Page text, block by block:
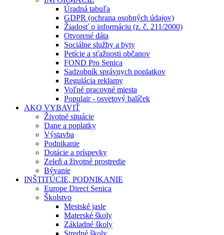
Úradná tabuľa
GDPR (ochrana osobných údajov)
Žiadosť o informáciu (z. č. 211/2000)
Otvorené dáta
Sociálne služby a byty
Petície a sťažnosti občanov
FOND Pro Senica
Sadzobník správnych poplatkov
Regulácia reklamy
Voľné pracovné miesta
Populair - osvetový balíček
AKO VYBAVIŤ
Životné situácie
Dane a poplatky
Výstavba
Podnikanie
Dotácie a príspevky
Zeleň a životné prostredie
Bývanie
INŠTITÚCIE, PODNIKANIE
Europe Direct Senica
Školstvo
Mestské jasle
Materské školy
Základné školy